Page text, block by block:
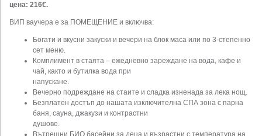
цена: 216€.
ВИП ваучера е за ПОМЕЩЕНИЕ и включва:
Богати и вкусни закуски и вечери на блок маса или по 3-степенно
сет меню.
Комплимент в стаята – ежедневно зареждане на вода, кафе и
чай, както и бутилка вода при
напускане.
Вечерно подреждане на стаите и сладка изненада за лека нощ.
Безплатен достъп до нашата изключителна СПА зона с парна
баня, сауна, джакузи и контрастни
душове.
Вътрешни БИО басейни за деца и възрастни с температура на